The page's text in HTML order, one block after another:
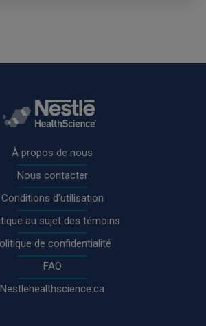
À propos de nous
Nous contacter
Conditions d’utilisation
au sujet des témoins
de confidentialité
FAQ
Nestlehealthscience.ca